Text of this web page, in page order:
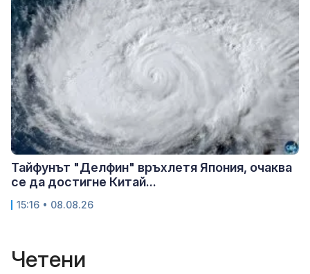
Тайфунът "Делфин" връхлетя Япония, очаква
се да достигне Китай...
15:16 • 08.08.26
Четени